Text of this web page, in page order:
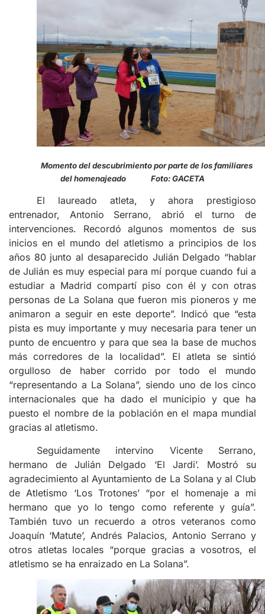
Momento del descubrimiento por parte de los familiares
del homenajeado Foto: GACETA
El laureado atleta, y ahora prestigioso
entrenador, Antonio Serrano, abrió el turno de
intervenciones. Recordó algunos momentos de sus
inicios en el mundo del atletismo a principios de los
años 80 junto al desaparecido Julián Delgado “hablar
de Julián es muy especial para mí porque cuando fui a
estudiar a Madrid compartí piso con él y con otras
personas de La Solana que fueron mis pioneros y me
animaron a seguir en este deporte”. Indicó que “esta
pista es muy importante y muy necesaria para tener un
punto de encuentro y para que sea la base de muchos
más corredores de la localidad”. El atleta se sintió
orgulloso de haber corrido por todo el mundo
“representando a La Solana”, siendo uno de los cinco
internacionales que ha dado el municipio y que ha
puesto el nombre de la población en el mapa mundial
gracias al atletismo.
Seguidamente intervino Vicente Serrano,
hermano de Julián Delgado ‘El Jardi’. Mostró su
agradecimiento al Ayuntamiento de La Solana y al Club
de Atletismo ‘Los Trotones’ “por el homenaje a mi
hermano que yo lo tengo como referente y guía”.
También tuvo un recuerdo a otros veteranos como
Joaquín ‘Matute’, Andrés Palacios, Antonio Serrano y
otros atletas locales “porque gracias a vosotros, el
atletismo se ha enraizado en La Solana”.